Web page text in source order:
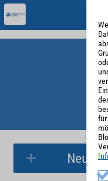
Neue
für